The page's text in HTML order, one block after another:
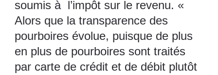
soumis à l’impôt sur le revenu. «
Alors que la transparence des
pourboires évolue, puisque de plus
en plus de pourboires sont traités
par carte de crédit et de débit plutôt